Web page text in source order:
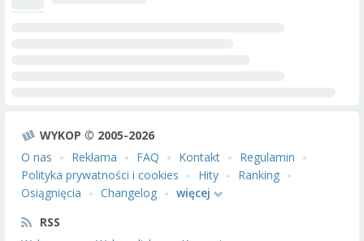
WYKOP © 2005-2026
O nas
Reklama FAQ Kontakt
Regulamin
Polityka prywatności i cookies
Hity
Ranking
Osiągnięcia
Changelog
więcej
RSS